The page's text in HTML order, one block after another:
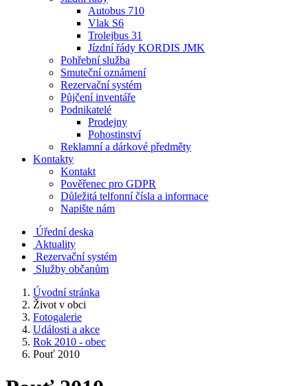
Autobus 710
Vlak S6
Trolejbus 31
Jízdní řády KORDIS JMK
Pohřební služba
Smuteční oznámení
Rezervační systém
Půjčení inventáře
Podnikatelé
Prodejny
Pohostinství
Reklamní a dárkové předměty
Kontakty
Kontakt
Pověřenec pro GDPR
Důležitá telfonní čísla a informace
Napište nám
Úřední deska
Aktuality
Rezervační systém
Služby občanům
Úvodní stránka
Život v obci
Fotogalerie
Události a akce
Rok 2010 - obec
Pouť 2010